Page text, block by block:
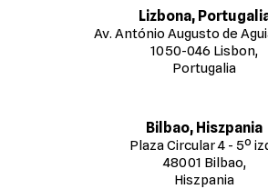
Lizbona,
Av. António Augusto de
1050-046 Lisbon,
Portugalia
Bilbao, Hiszpania
Plaza Circular 4 - 5º
48001 Bilbao,
Hiszpania